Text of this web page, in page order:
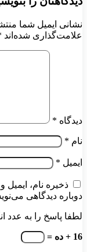
نشانی ایمیل شما
علامت‌گذاری شده‌اند
دیدگاه *
نام *
ایمیل *
ذخیره نام،
دوباره دیدگاهی
لطفا پاسخ را به عدد
16 + ده =